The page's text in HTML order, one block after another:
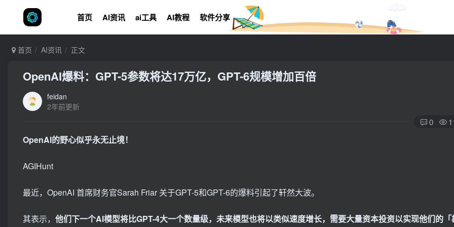
首页 AI资讯 ai工具 AI教程 软件分享
首页 AI资讯 正文
OpenAI爆料：GPT-5参数将达17万亿，GPT-6规模增加百倍
feidan
2年前更新
0
OpenAI的野心似乎永无止境！
AGIHunt
最近，OpenAI 首席财务官Sarah Friar 关于GPT-5和GPT-6的爆料引起了轩然大波。
其表示， 他们下一个AI模型将比GPT-4大一个数量级，未来模型也将以类似速度增长，需要大量资本投资以实现他们的「